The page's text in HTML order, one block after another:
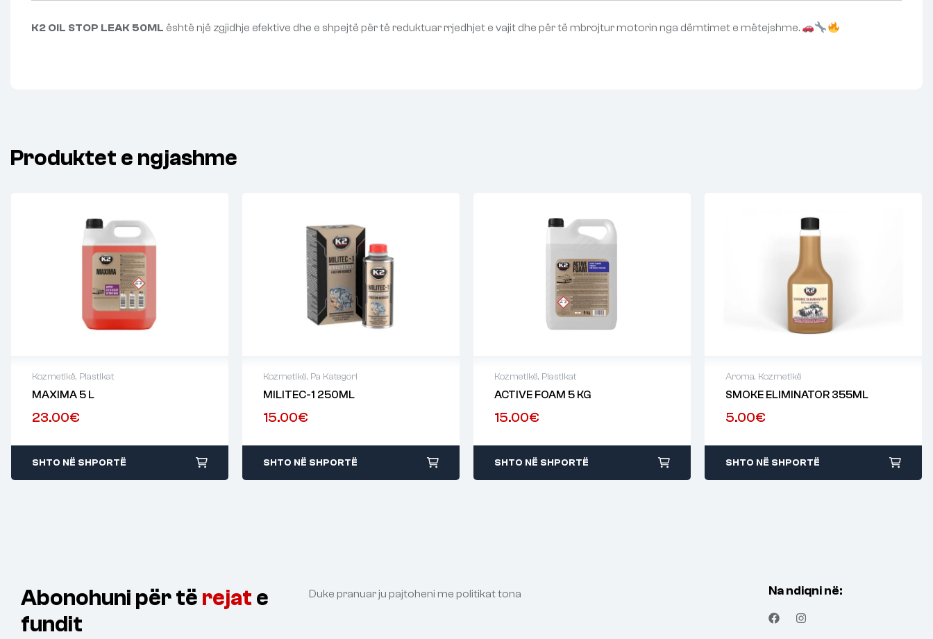
K2 OIL STOP LEAK 50ML është një zgjidhje efektive dhe e shpejtë për të reduktuar rrjedhjet e vajit dhe për të mbrojtur motorin nga dëmtimet e mëtejshme.
Produktet e ngjashme
Kozmetikë, Plastikat
MAXIMA 5 L
23.00€
SHTO NË SHPORTË
Kozmetikë, Pa Kategori
MILITEC-1 250ML
15.00€
SHTO NË SHPORTË
Kozmetikë, Plastikat
ACTIVE FOAM 5 KG
15.00€
SHTO NË SHPORTË
Aroma, Kozmetikë
SMOKE ELIMINATOR 355ML
5.00€
SHTO NË SHPORTË
Abonohuni për të rejat e
fundit
Duke pranuar ju pajtoheni me politikat tona Na ndiqni në: